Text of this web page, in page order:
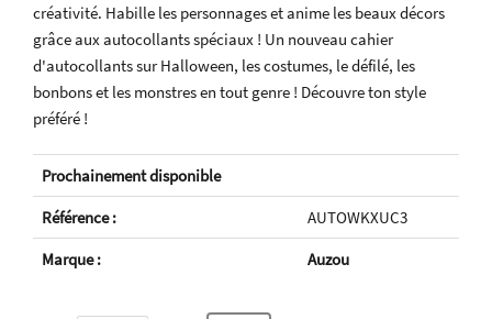
créativité. Habille les personnages et anime les beaux décors
grâce aux autocollants spéciaux ! Un nouveau cahier
d'autocollants sur Halloween, les costumes, le défilé, les
bonbons et les monstres en tout genre ! Découvre ton style
préféré !
Prochainement disponible
Référence :
AUTOWKXUC3
Marque :
Auzou